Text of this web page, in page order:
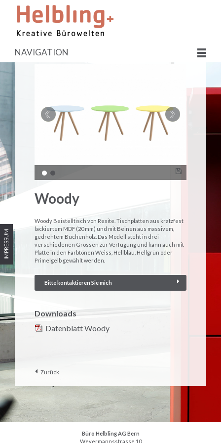
IMPRESSUM
NAVIGATION
Woody
Woody Beistelltisch von Rexite. Tischplatten aus kratzfest
lackiertem MDF (20 mm) und mit Beinen aus massivem,
gedrehtem Buchenholz. Das Modell steht in drei
verschiedenen Grössen zur Verfügung und kann auch mit
Platte in den Farbtönen Weiss, Hellblau, Hellgrün oder
Primelgelb gewählt werden.
Bitte kontaktieren Sie mich
Downloads
Datenblatt Woody
Zurück
Büro Helbling AG Bern
Weyermannsstrasse 10